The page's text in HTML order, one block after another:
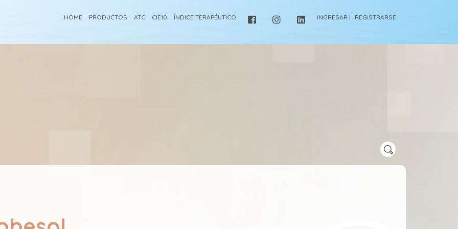
HOME PRODUCTOS ATC CIE10 ÍNDICE TERAPÉUTICO INGRESAR | REGISTRARSE